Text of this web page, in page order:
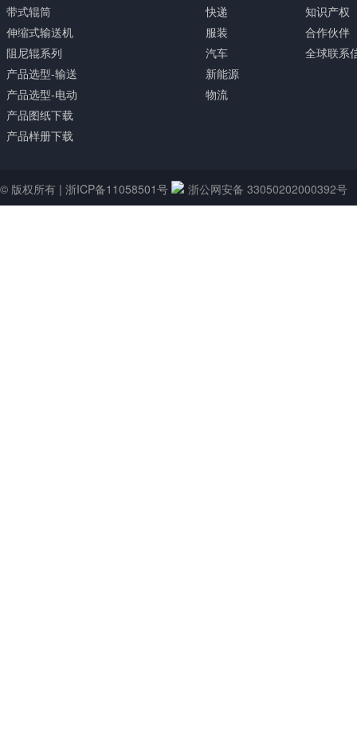
带式辊筒
伸缩式输送机
阻尼辊系列
产品选型-输送
产品选型-电动
产品图纸下载
产品样册下载
快递
服装
汽车
新能源
物流
知识产权
合作伙伴
全球联系
© 版权所有 | 浙ICP备11058501号 浙公网安备 33050202000392号